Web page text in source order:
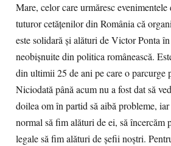
Mare, celor care urmăresc
tuturor cetăţenilor din România că
este solidară şi alături de Victor Ponta
neobişnuite din politica românească.
din ultimii 25 de ani pe care o parcurge
Niciodată până acum nu a fost dat să
doilea om în partid să aibă probleme,
normal să fim alături de ei, să încercăm
legale să fim alături de şefii noştri.